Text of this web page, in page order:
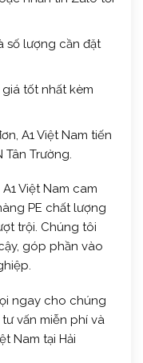
số lượng cần đặt
tốt nhất kèm
A1 Việt Nam tiến
Trường.
Việt Nam cam
PE chất lượng
trội. Chúng tôi
góp phần vào
ngay cho chúng
vấn miễn phí và
Nam tại Hải